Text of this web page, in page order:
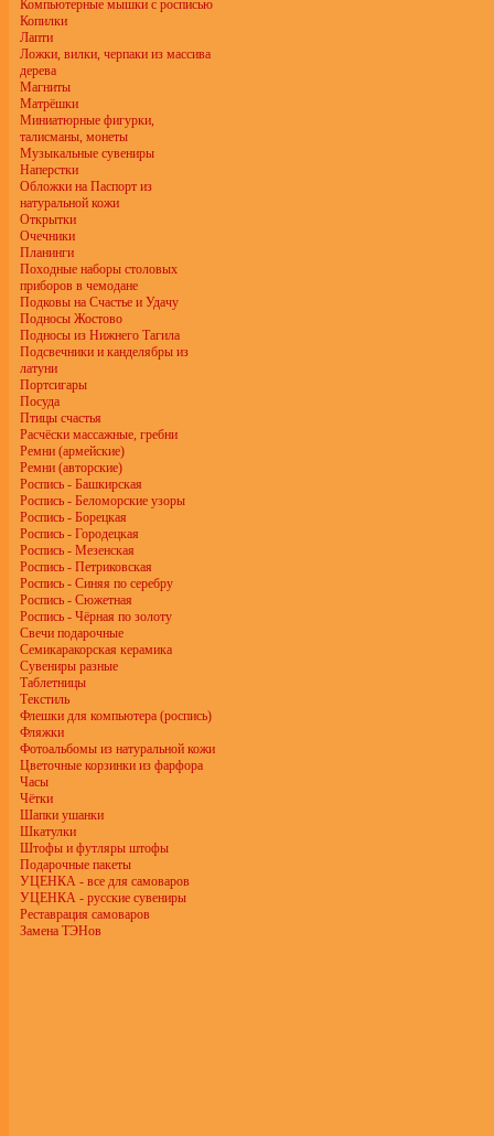
Компьютерные мышки с росписью
Копилки
Лапти
Ложки, вилки, черпаки из массива
дерева
Магниты
Матрёшки
Миниатюрные фигурки,
талисманы, монеты
Музыкальные сувениры
Наперстки
Обложки на Паспорт из
натуральной кожи
Открытки
Очечники
Планинги
Походные наборы столовых
приборов в чемодане
Подковы на Счастье и Удачу
Подносы Жостово
Подносы из Нижнего Тагила
Подсвечники и канделябры из
латуни
Портсигары
Посуда
Птицы счастья
Расчёски массажные, гребни
Ремни (армейские)
Ремни (авторские)
Роспись - Башкирская
Роспись - Беломорские узоры
Роспись - Борецкая
Роспись - Городецкая
Роспись - Мезенская
Роспись - Петриковская
Роспись - Синяя по серебру
Роспись - Сюжетная
Роспись - Чёрная по золоту
Свечи подарочные
Семикаракорская керамика
Сувениры разные
Таблетницы
Текстиль
Флешки для компьютера (роспись)
Фляжки
Фотоальбомы из натуральной кожи
Цветочные корзинки из фарфора
Часы
Чётки
Шапки ушанки
Шкатулки
Штофы и футляры штофы
Подарочные пакеты
УЦЕНКА - все для самоваров
УЦЕНКА - русские сувениры
Реставрация самоваров
Замена ТЭНов